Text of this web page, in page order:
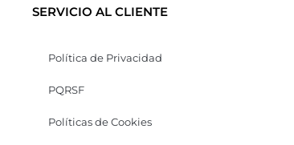
SERVICIO AL CLIENTE
Política de Privacidad
PQRSF
Políticas de Cookies